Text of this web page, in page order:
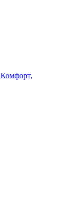
Комфорт,